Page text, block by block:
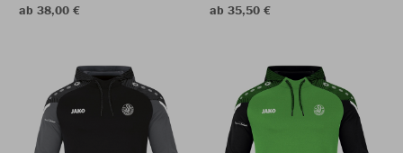
ab 38,00 €
ab 35,50 €